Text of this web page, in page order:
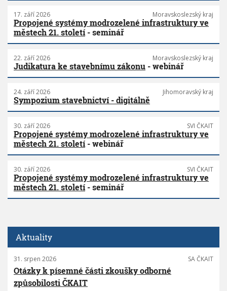
17. září 2026 Moravskoslezský kraj
Propojené systémy modrozelené infrastruktury ve
městech 21. století- seminář
22. září 2026 Moravskoslezský kraj
Judikatura ke stavebnímu zákonu - webinář
24. září 2026 Jihomoravský kraj
Sympozium stavebnictví - digitálně
30. září 2026 SVI ČKAIT
Propojené systémy modrozelené infrastruktury ve
městech 21. století- webinář
30. září 2026 SVI ČKAIT
Propojené systémy modrozelené infrastruktury ve
městech 21. století- seminář
Aktuality
31. srpen 2026 SA ČKAIT
Otázky k písemné části zkoušky odborné
způsobilosti ČKAIT